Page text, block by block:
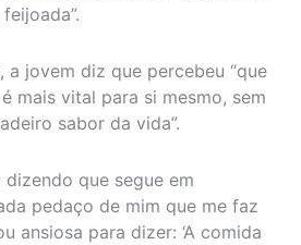
a jovem diz que percebeu “que
mais vital para si mesmo, sem
sabor da vida”.
que segue em
pedaço de mim que me faz
ansiosa para dizer: ‘A comida